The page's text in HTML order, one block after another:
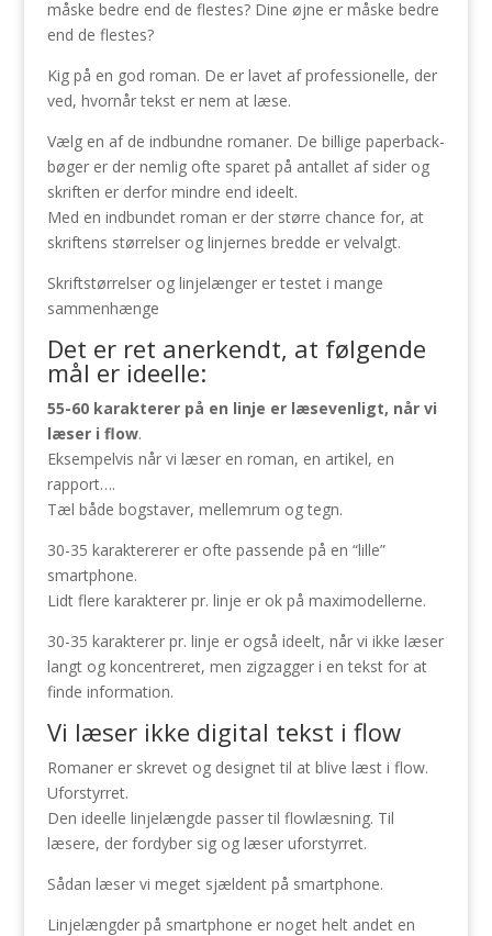
måske bedre end de flestes? Dine øjne er måske bedre
end de flestes?
Kig på en god roman. De er lavet af professionelle, der
ved, hvornår tekst er nem at læse.
Vælg en af de indbundne romaner. De billige paperback-
bøger er der nemlig ofte sparet på antallet af sider og
skriften er derfor mindre end ideelt.
Med en indbundet roman er der større chance for, at
skriftens størrelser og linjernes bredde er velvalgt.
Skriftstørrelser og linjelænger er testet i mange
sammenhænge
Det er ret anerkendt, at følgende
mål er ideelle:
55-60 karakterer på en linje er læsevenligt, når vi
læser i flow.
Eksempelvis når vi læser en roman, en artikel, en
rapport….
Tæl både bogstaver, mellemrum og tegn.
30-35 karaktererer er ofte passende på en “lille”
smartphone.
Lidt flere karakterer pr. linje er ok på maximodellerne.
30-35 karakterer pr. linje er også ideelt, når vi ikke læser
langt og koncentreret, men zigzagger i en tekst for at
finde information.
Vi læser ikke digital tekst i flow
Romaner er skrevet og designet til at blive læst i flow.
Uforstyrret.
Den ideelle linjelængde passer til flowlæsning. Til
læsere, der fordyber sig og læser uforstyrret.
Sådan læser vi meget sjældent på smartphone.
Linjelængder på smartphone er noget helt andet en